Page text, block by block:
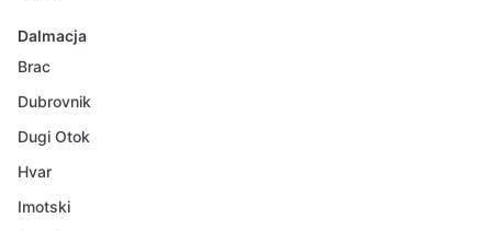
Dalmacja
Brac
Dubrovnik
Dugi Otok
Hvar
Imotski